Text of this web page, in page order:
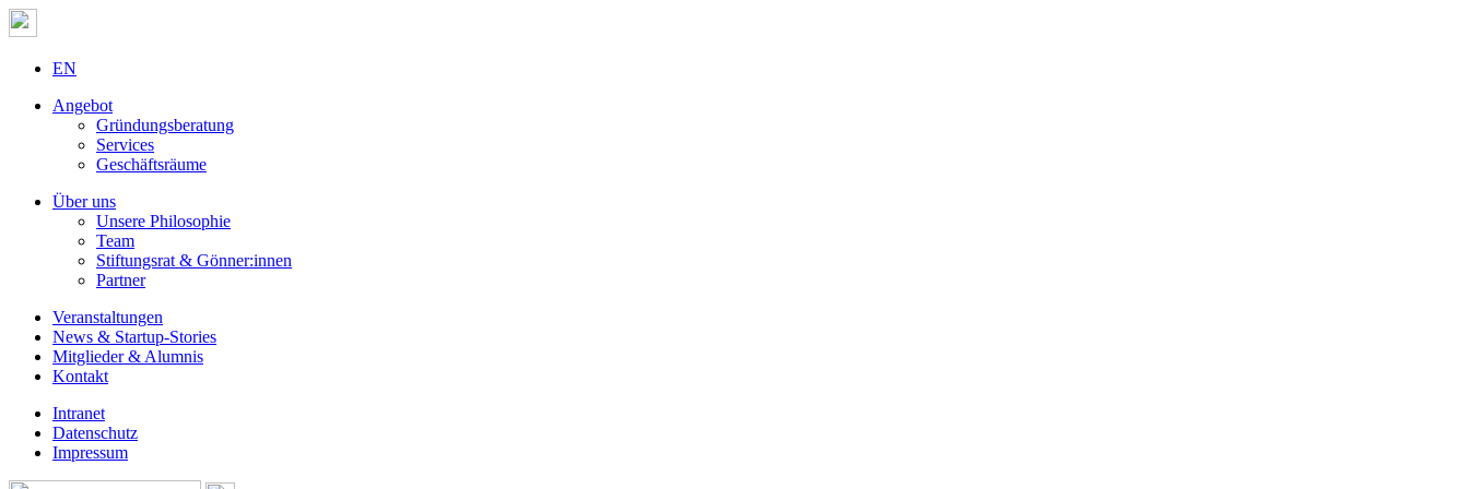
EN
Angebot
Gründungsberatung
Services
Geschäftsräume
Über uns
Unsere Philosophie
Team
Stiftungsrat & Gönner:innen
Partner
Veranstaltungen
News & Startup-Stories
Mitglieder & Alumnis
Kontakt
Intranet
Datenschutz
Impressum